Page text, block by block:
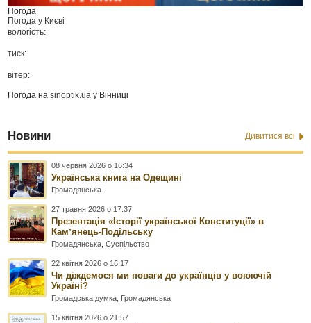
Погода
Погода у Києві
вологість:
тиск:
вітер:
Погода наsinoptik.ua у Вінниці
Новини Дивитися всі
08 червня 2026 о 16:34
Українська книга на Одещині
Громадянська
27 травня 2026 о 17:37
Презентація «Історії української Конституції» в
Камʼянець-Подільську
Громадянська ,Суспільство
22 квітня 2026 о 16:17
Чи діждемося ми поваги до українців у воюючій
Україні?
Громадська думка Громадянська
15 квітня 2026 о 21:57